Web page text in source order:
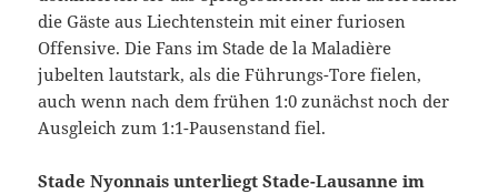
die Gäste aus Liechtenstein mit einer furiosen
Offensive. Die Fans im Stade de la Maladière
jubelten lautstark, als die Führungs-Tore fielen,
auch wenn nach dem frühen 1:0 zunächst noch der
Ausgleich zum 1:1-Pausenstand fiel.
Stade Nyonnais unterliegt Stade-Lausanne im